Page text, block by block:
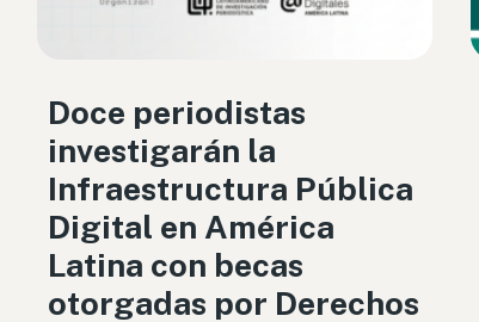
Doce periodistas
investigarán la
Infraestructura Pública
Digital en América
Latina con becas
otorgadas por Derechos